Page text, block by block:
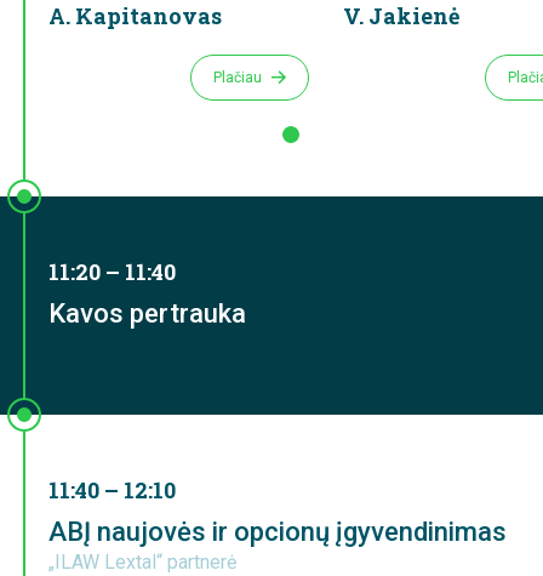
A. Kapitanovas
Plačiau
V. Jakienė
11:20 – 11:40
Kavos pertrauka
11:40 – 12:10
ABĮ naujovės ir opcionų įgyvendinimas
„ILAW Lextal“ partnerė